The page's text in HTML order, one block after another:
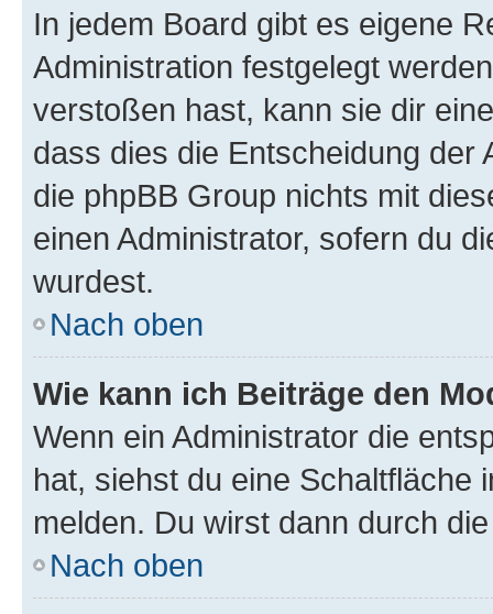
In jedem Board gibt es eigene
Administration festgelegt
verstoßen hast, kann sie dir
dass dies die Entscheidung der
die phpBB Group nichts mit
einen Administrator, sofern du
wurdest.
Nach oben
Wie kann ich Beiträge den
Wenn ein Administrator die
hat, siehst du eine Schaltfläche
melden. Du wirst dann durch
Nach oben